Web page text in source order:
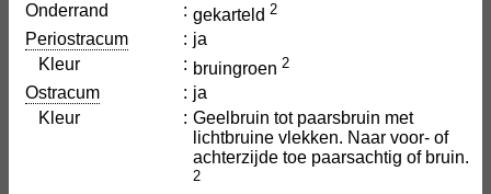
Onderrand : gekarteld 2
Periostracum : ja
Kleur
: bruingroen 2
Ostracum : ja
Kleur
: Geelbruin tot paarsbruin met
lichtbruine vlekken. Naar voor- of
achterzijde toe paarsachtig of bruin.
2